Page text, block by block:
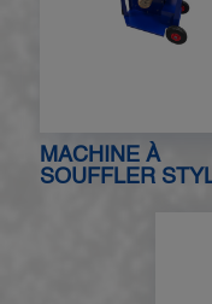
MACHINE À
SOUFFLER